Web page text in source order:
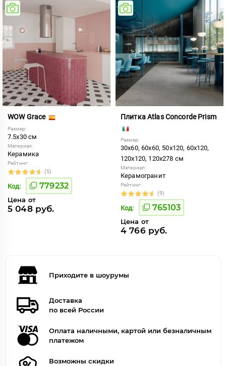
WOW Grace
Размер:
7.5x30 см
Материал:
Керамика
Рейтинг:
(5)
Код: 779232
Цена от
5 048 руб.
Плитка Atlas Concorde Prism
Размер:
30x60, 60x60, 50x120, 60x120,
120x120, 120x278 см
Материал:
Керамогранит
Рейтинг:
(9)
Код: 765103
Цена от
4 766 руб.
Приходите в шоурумы
Доставка
по всей России
Оплата наличными, картой или безналичным
платежом
Возможны скидки